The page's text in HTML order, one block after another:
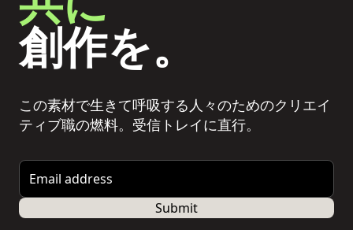
創作を。
この素材で生きて呼吸する人々のためのクリエイ
ティブ職の燃料。受信トレイに直行。
Email address
Submit